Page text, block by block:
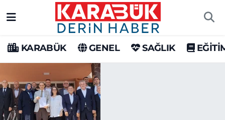
KARABÜK GENEL SAĞLIK
Karabük Hava Durumu
Karabük Trafik Yoğunluk Haritası
Süper Lig Puan Durumu ve Fikstür